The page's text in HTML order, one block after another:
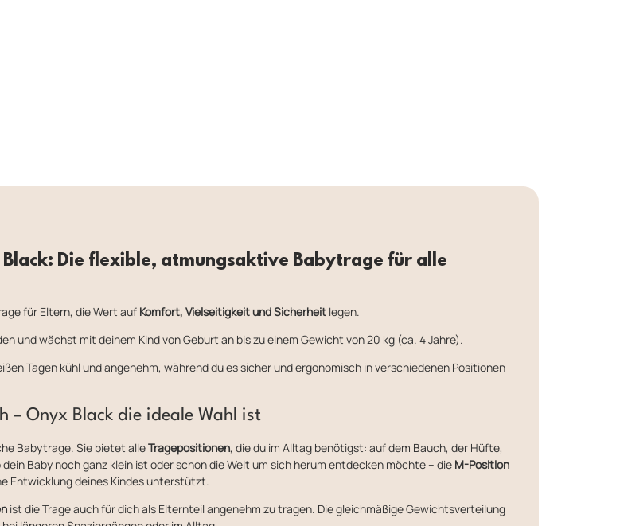
Die flexible, atmungsaktive Babytrage für alle
für Eltern, die Wert auf Komfort, Vielseitigkeit und Sicherheit legen.
und wächst mit deinem Kind von Geburt an bis zu einem Gewicht von 20 kg (ca. 4 Jahre).
Tagen kühl und angenehm, während du es sicher und ergonomisch in verschiedenen Positionen
– Onyx Black die ideale Wahl ist
Babytrage. Sie bietet alleTragepositionen, die du im Alltag benötigst: auf dem Bauch, der Hüfte,
Baby noch ganz klein ist oder schon die Welt um sich herum entdecken möchte – die M-Position
Entwicklung deines Kindes unterstützt.
ist die Trage auch für dich als Elternteil angenehm zu tragen. Die gleichmäßige Gewichtsverteilung